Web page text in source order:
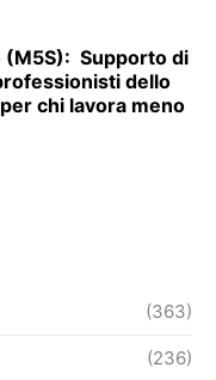
(M5S): Supporto di
dello
chi lavora meno
(363)
(236)